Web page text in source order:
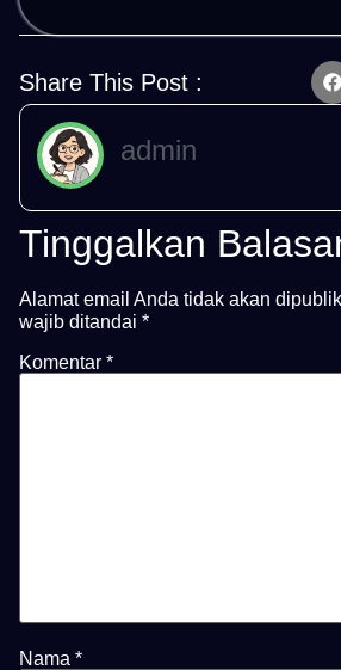
Share This Post :
admin
Tinggalkan
Alamat email Anda tidak akan
wajib ditandai *
Komentar *
Nama *